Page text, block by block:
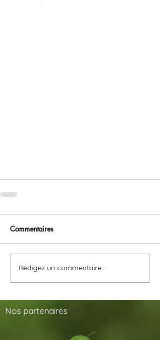
Commentaires
Rédigez un commentaire...
Nos partenaires